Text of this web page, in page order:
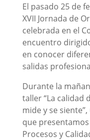
El pasado 25 de
XVII Jornada de
celebrada en el
encuentro
en conocer
salidas
Durante la
taller “La calidad
mide y se
que
Procesos y